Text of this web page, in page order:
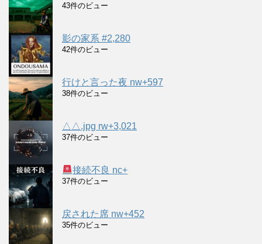
43件のビュー
影の家系 #2,280
42件のビュー
行けと言った夜 nw+597
38件のビュー
△△.jpg rw+3,021
37件のビュー
接続不良 nc+
37件のビュー
戻された席 nw+452
35件のビュー